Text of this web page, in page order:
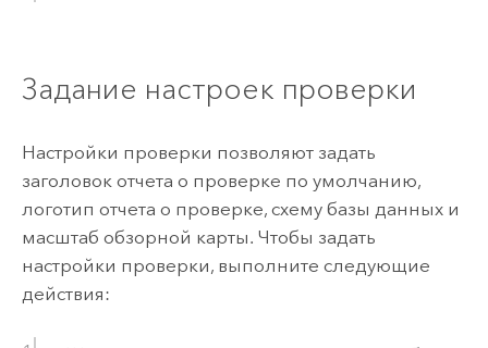
Задание настроек проверки
Настройки проверки позволяют задать
заголовок отчета о проверке по умолчанию,
логотип отчета о проверке, схему базы данных и
масштаб обзорной карты. Чтобы задать
настройки проверки, выполните следующие
действия: